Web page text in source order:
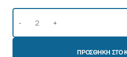
ΠΡΟΣΘΉΚΗ ΣΤΟ